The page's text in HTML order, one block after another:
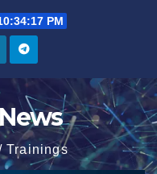
PM
Trainings